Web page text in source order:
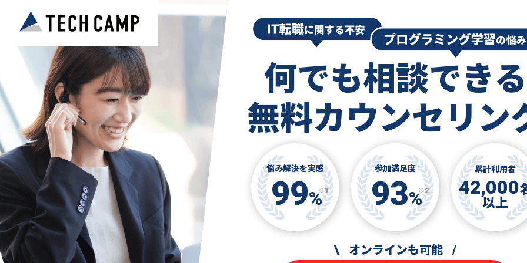
何でも相談できる
無料カウンセリン
悩み解決を実感
99%※1
参加満足度
93%※2
累計利用者
42,000
以上
\ オンラインも可能 /